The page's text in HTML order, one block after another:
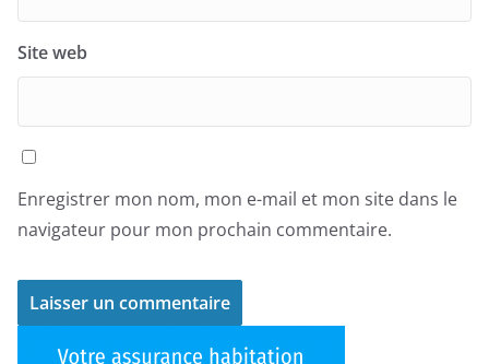
Site web
Enregistrer mon nom, mon e-mail et mon site dans le
navigateur pour mon prochain commentaire.